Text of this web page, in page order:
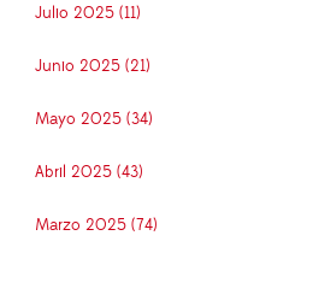
Julio 2025 (11)
Junio 2025 (21)
Mayo 2025 (34)
Abril 2025 (43)
Marzo 2025 (74)